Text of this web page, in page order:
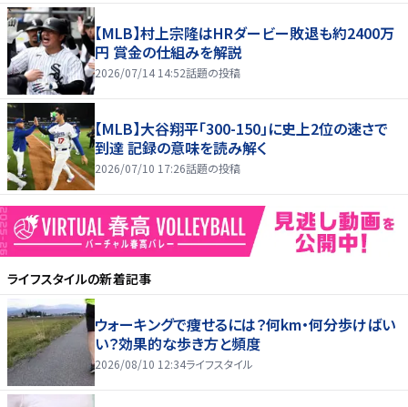
【MLB】村上宗隆はHRダービー敗退も約2400万
円 賞金の仕組みを解説
2026/07/14 14:52話題の投稿
【MLB】大谷翔平「300-150」に史上2位の速さで
到達 記録の意味を読み解く
2026/07/10 17:26話題の投稿
ライフスタイルの新着記事
ウォーキングで痩せるには？何km・何分歩けばい
い？効果的な歩き方と頻度
2026/08/10 12:34ライフスタイル